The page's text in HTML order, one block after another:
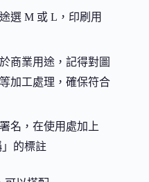
選 M 或 L，印刷用
商業用途，記得對圖
加工處理，確保符合
名，在使用處加上
」的標註